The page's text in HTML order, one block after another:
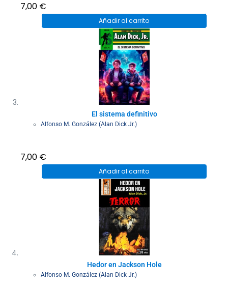
7,00 €
Añadir al carrito
El sistema definitivo
Alfonso M. González (Alan Dick Jr.)
7,00 €
Añadir al carrito
Hedor en Jackson Hole
Alfonso M. González (Alan Dick Jr.)